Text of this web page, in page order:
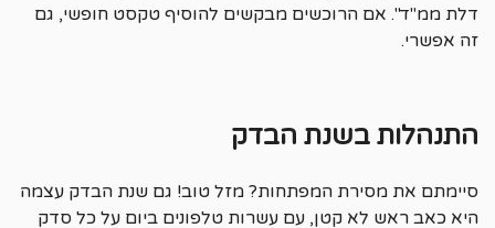
דלת ממ"ד". אם הרוכשים מבקשים להוסיף טקסט חופשי, גם
זה אפשרי.
התנהלות בשנת הבדק
סיימתם את מסירת המפתחות? מזל טוב! גם שנת הבדק עצמה
היא כאב ראש לא קטן, עם עשרות טלפונים ביום על כל סדק